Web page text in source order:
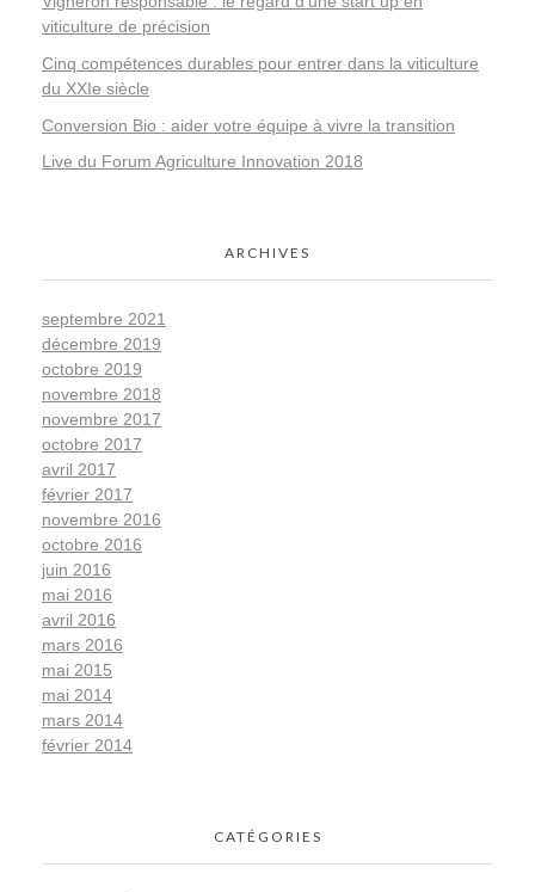
viticulture de précision
Cinq compétences durables pour entrer dans la viticulture
du XXIe siècle
Conversion Bio : aider votre équipe à vivre la transition
Live du Forum Agriculture Innovation 2018
ARCHIVES
septembre 2021
décembre 2019
octobre 2019
novembre 2018
novembre 2017
octobre 2017
avril 2017
février 2017
novembre 2016
octobre 2016
juin 2016
mai 2016
avril 2016
mars 2016
mai 2015
mai 2014
mars 2014
février 2014
CATÉGORIES